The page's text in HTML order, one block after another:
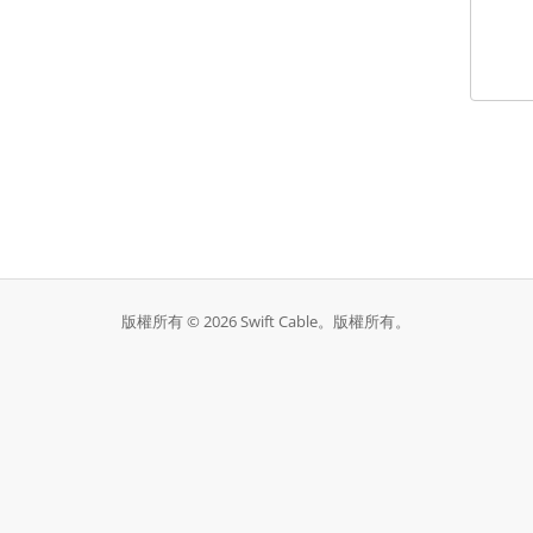
版權所有 © 2026 Swift Cable。版權所有。